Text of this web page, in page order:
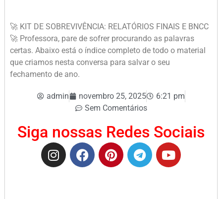
🚀 KIT DE SOBREVIVÊNCIA: RELATÓRIOS FINAIS E BNCC
🚀 Professora, pare de sofrer procurando as palavras
certas. Abaixo está o índice completo de todo o material
que criamos nesta conversa para salvar o seu
fechamento de ano.
admin novembro 25, 2025
6:21 pm
Sem Comentários
Siga nossas Redes Sociais